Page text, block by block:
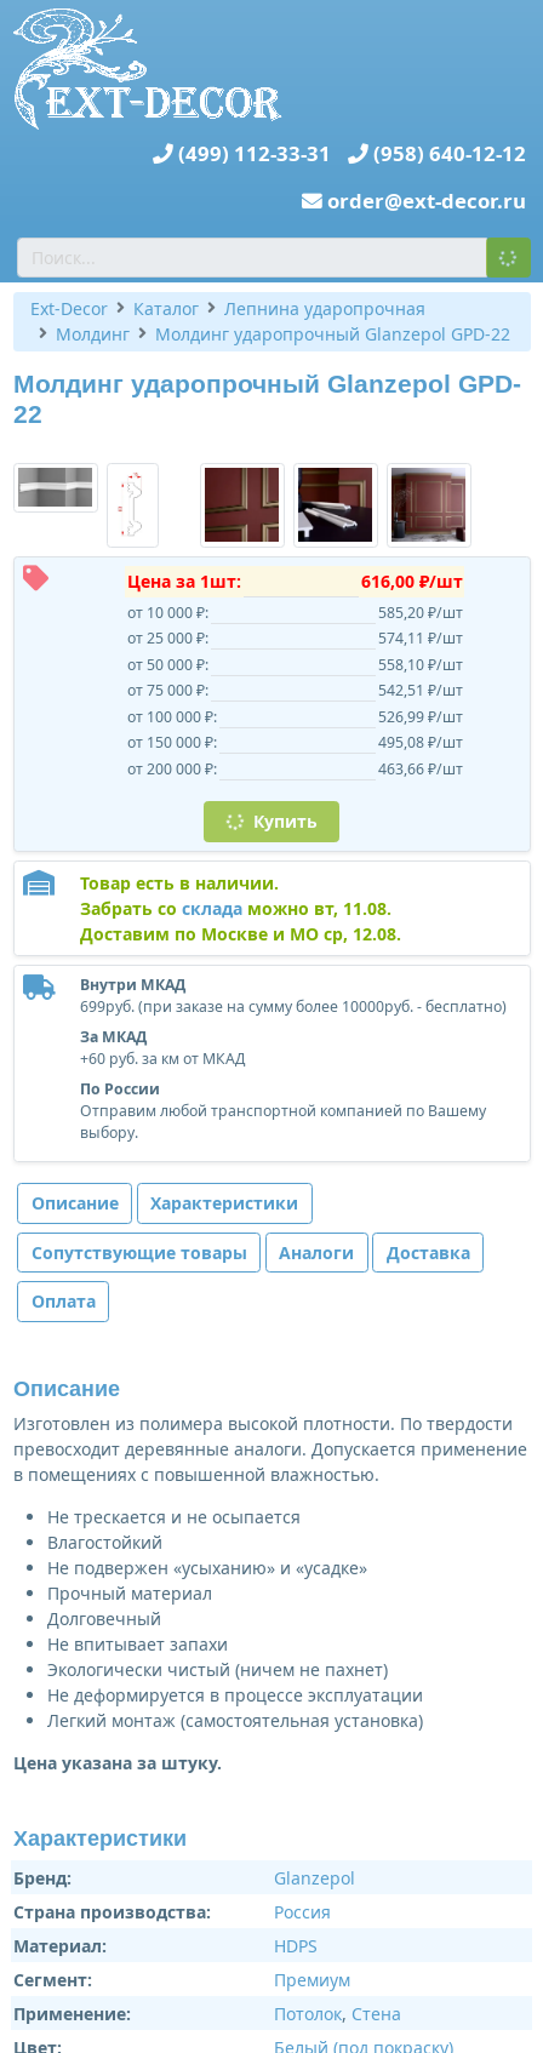
(499) 112-33-31
(958) 640-12-12
order@ext-decor.ru
Ext-Decor Каталог
Лепнина ударопрочная
Молдинг
Молдинг ударопрочный Glanzepol GPD-22
Молдинг ударопрочный Glanzepol GPD-
22
Цена за 1шт: 616,00 ₽/шт
от 10 000 ₽:
585,20 ₽/шт
от 25 000 ₽:
574,11 ₽/шт
от 50 000 ₽:
558,10 ₽/шт
от 75 000 ₽:
542,51 ₽/шт
от 100 000 ₽:
526,99 ₽/шт
от 150 000 ₽:
495,08 ₽/шт
от 200 000 ₽:
463,66 ₽/шт
Купить
Товар есть в наличии.
Забрать со складаможно вт, 11.08.
Доставим по Москве и МО ср, 12.08.
Внутри МКАД
699руб. (при заказе на сумму более 10000руб. - бесплатно)
За МКАД
+60 руб. за км от МКАД
По России
Отправим любой транспортной компанией по Вашему
выбору.
Описание Характеристики
Сопутствующие товары Аналоги Доставка
Оплата
Описание
Изготовлен из полимера высокой плотности. По твердости
превосходит деревянные аналоги. Допускается применение
в помещениях с повышенной влажностью.
Не трескается и не осыпается
Влагостойкий
Не подвержен «усыханию» и «усадке»
Прочный материал
Долговечный
Не впитывает запахи
Экологически чистый (ничем не пахнет)
Не деформируется в процессе эксплуатации
Легкий монтаж (самостоятельная установка)
Цена указана за штуку.
Характеристики
Бренд:
Glanzepol
Страна производства:
Россия
Материал:
HDPS
Сегмент:
Премиум
Применение:
Потолок, Стена
Цвет:
Белый (под покраску)